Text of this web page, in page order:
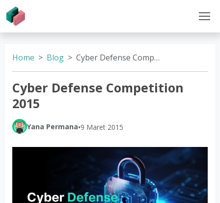
Home Blog Cyber Defense Competition 2015
Cyber Defense Competition
2015
Yana Permana•9 Maret 2015